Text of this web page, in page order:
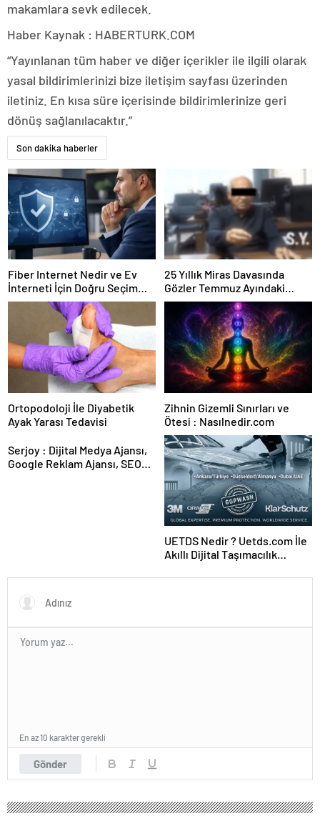
makamlara sevk edilecek.
Haber Kaynak : HABERTURK.COM
“Yayınlanan tüm haber ve diğer içerikler ile ilgili olarak
yasal bildirimlerinizi bize iletişim sayfası üzerinden
iletiniz. En kısa süre içerisinde bildirimlerinize geri
dönüş sağlanılacaktır.”
Son dakika haberler
Fiber Internet Nedir ve Ev
İnterneti İçin Doğru Seçim
Nasıl Yapılır
25 Yıllık Miras Davasında
Gözler Temmuz Ayındaki
Karar Duruşmasına Çevrildi
Ortopodoloji İle Diyabetik
Ayak Yarası Tedavisi
Zihnin Gizemli Sınırları ve
Ötesi : Nasılnedir.com
Serjoy : Dijital Medya Ajansı,
Google Reklam Ajansı, SEO
UETDS Nedir ? Uetds.com İle
Akıllı Dijital Taşımacılık
Gönder
En az 10 karakter gerekli